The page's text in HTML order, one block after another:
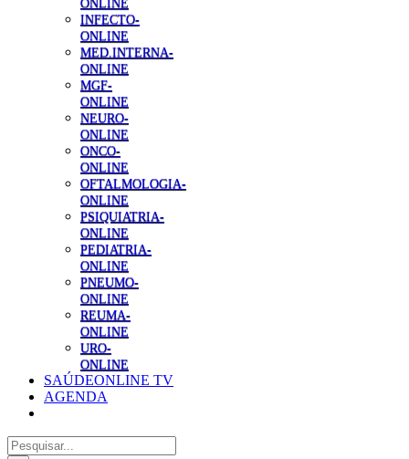
INFECTO-
ONLINE
MED.INTERNA-
ONLINE
MGF-
ONLINE
NEURO-
ONLINE
ONCO-
ONLINE
OFTALMOLOGIA-
ONLINE
PSIQUIATRIA-
ONLINE
PEDIATRIA-
ONLINE
PNEUMO-
ONLINE
REUMA-
ONLINE
URO-
ONLINE
SAÚDEONLINE TV
AGENDA
Pesquisar